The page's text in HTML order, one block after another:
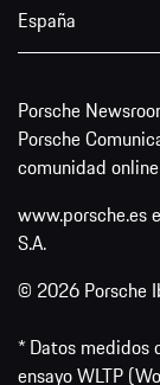
España
Porsche
Porsche
comunidad
www.porsche.es
S.A.
© 2026 Porsche
* Datos medidos
ensayo WLTP